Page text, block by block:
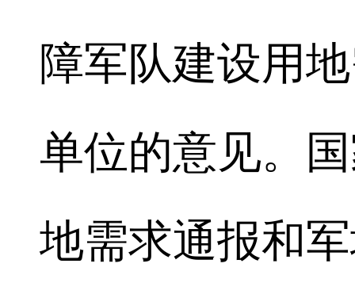
障军队建设用
单位的意见。
地需求通报和